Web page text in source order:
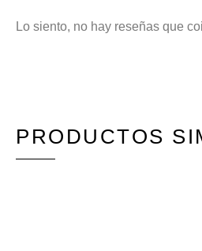
Lo siento, no hay reseñas que
PRODUCTOS